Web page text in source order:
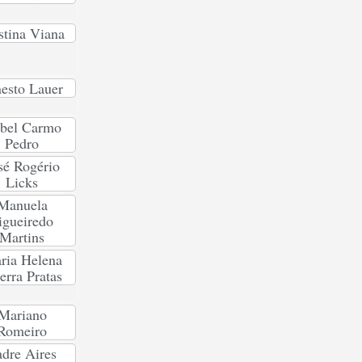
Viana
Lauer
Carmo
Pedro
Rogério
Licks
Martins
Helena
Pratas
Aires